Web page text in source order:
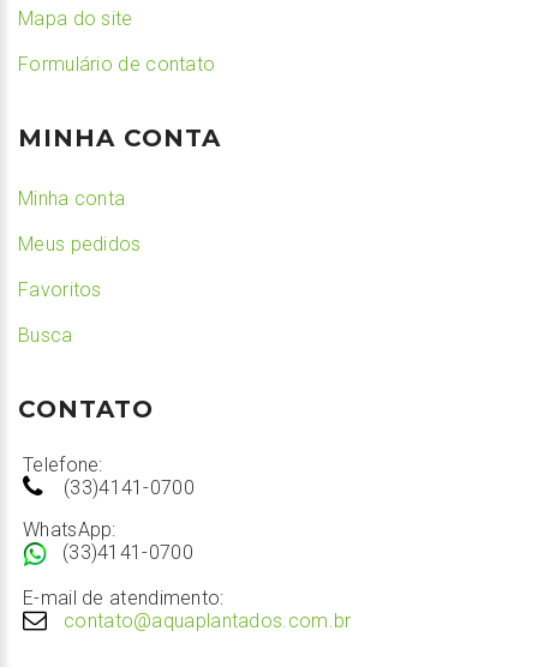
Mapa do site
Formulário de contato
MINHA CONTA
Minha conta
Meus pedidos
Favoritos
Busca
CONTATO
Telefone:
(33)4141-0700
WhatsApp:
(33)4141-0700
E-mail de atendimento:
contato@aquaplantados.com.br